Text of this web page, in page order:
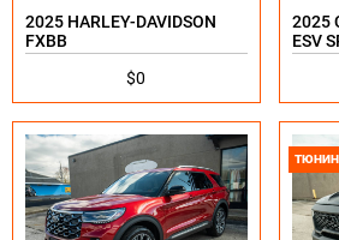
2025 HARLEY-DAVIDSON
FXBB
$0
2025
ESV